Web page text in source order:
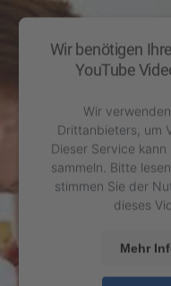
Wir benötigen
YouTube
Wir
Drittanbieters, um
Dieser Service
sammeln. Bitte
stimmen Sie der
dieses
Mehr